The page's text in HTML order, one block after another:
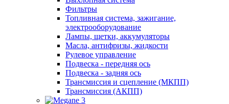
Фильтры
Топливная система, зажигание,
электрооборудование
Лампы, щетки, аккумуляторы
Масла, антифризы, жидкости
Рулевое управление
Подвеска - передняя ось
Подвеска - задняя ось
Трансмиссия и сцепление (МКПП)
Трансмиссия (АКПП)